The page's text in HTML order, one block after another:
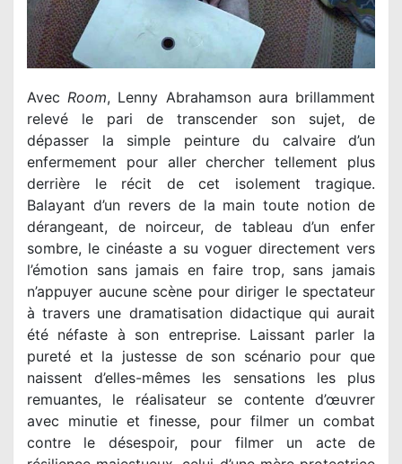
Avec Room, Lenny Abrahamson aura brillamment
relevé le pari de transcender son sujet, de
dépasser la simple peinture du calvaire d’un
enfermement pour aller chercher tellement plus
derrière le récit de cet isolement tragique.
Balayant d’un revers de la main toute notion de
dérangeant, de noirceur, de tableau d’un enfer
sombre, le cinéaste a su voguer directement vers
l’émotion sans jamais en faire trop, sans jamais
n’appuyer aucune scène pour diriger le spectateur
à travers une dramatisation didactique qui aurait
été néfaste à son entreprise. Laissant parler la
pureté et la justesse de son scénario pour que
naissent d’elles-mêmes les sensations les plus
remuantes, le réalisateur se contente d’œuvrer
avec minutie et finesse, pour filmer un combat
contre le désespoir, pour filmer un acte de